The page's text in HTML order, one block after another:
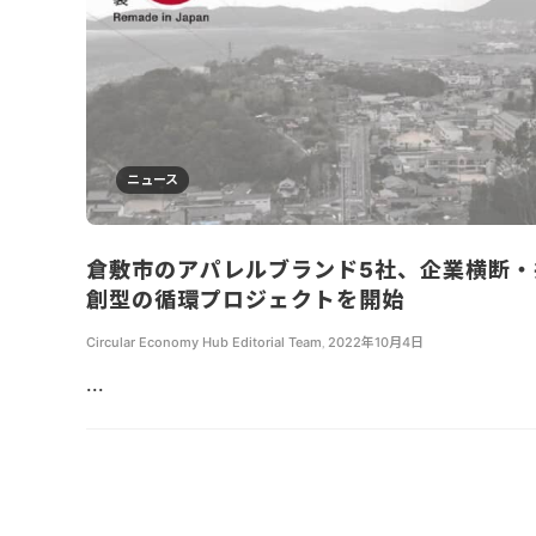
ニュース
倉敷市のアパレルブランド5社、企業横断
創型の循環プロジェクトを開始
Circular Economy Hub Editorial Team, 2022年10月4日
...